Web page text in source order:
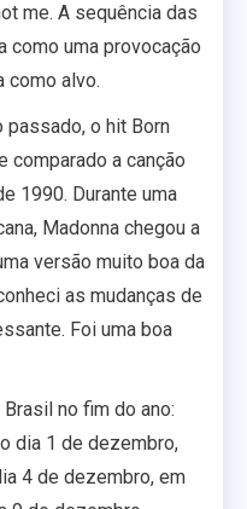
me. A sequência das
como uma provocação
como alvo.
passado, o hit Born
comparado a canção
1990. Durante uma
Madonna chegou a
versão muito boa da
as mudanças de
Foi uma boa
no fim do ano:
dia 1 de dezembro,
4 de dezembro, em